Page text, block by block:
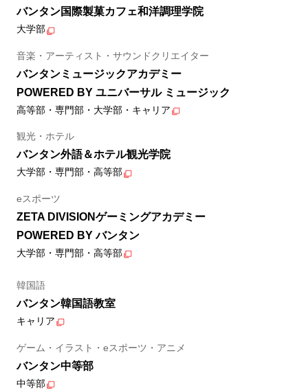
バンタン国際製菓カフェ和洋調理学院
大学部
音楽・アーティスト・サウンドクリエイター
バンタンミュージックアカデミー
POWERED BY ユニバーサル ミュージック
高等部・専門部・大学部・キャリア
観光・ホテル
バンタン外語＆ホテル観光学院
大学部・専門部・高等部
eスポーツ
ZETA DIVISIONゲーミングアカデミー
POWERED BY バンタン
大学部・専門部・高等部
韓国語
バンタン韓国語教室
キャリア
ゲーム・イラスト・eスポーツ・アニメ
バンタン中等部
中等部